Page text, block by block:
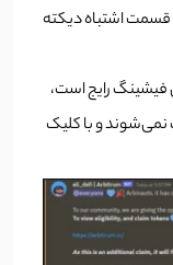
قسمت اشتباه دیکته
فیشینگ رایج است،
نمی‌شوند و با کلیک